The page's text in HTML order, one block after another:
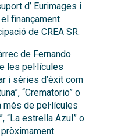
d’ Eurimages i
finançament
de CREA SR.
de Fernando
les pel·lícules
i sèries d’èxit com
“Crematorio” o
més de pel·lícules
“La estrella Azul” o
pròximament